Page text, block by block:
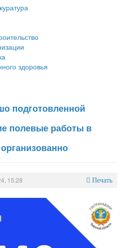
здоровья
подготовленной
полевые работы в
15:28 Печать